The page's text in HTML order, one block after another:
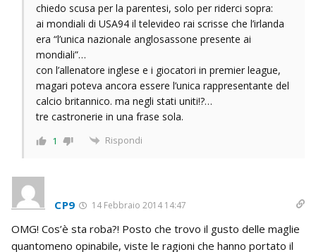
chiedo scusa per la parentesi, solo per riderci sopra:
ai mondiali di USA94 il televideo rai scrisse che l’irlanda
era “l’unica nazionale anglosassone presente ai
mondiali”…
con l’allenatore inglese e i giocatori in premier league,
magari poteva ancora essere l’unica rappresentante del
calcio britannico. ma negli stati uniti!?…
tre castronerie in una frase sola.
1 Rispondi
CP9 14 Febbraio 2014 14:47
OMG! Cos’è sta roba?! Posto che trovo il gusto delle maglie
quantomeno opinabile, viste le ragioni che hanno portato il